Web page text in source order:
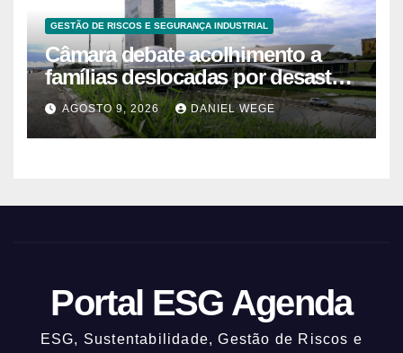
GESTÃO DE RISCOS E SEGURANÇA INDUSTRIAL
Câmara debate acolhimento a
famílias deslocadas por desastre
climático
AGOSTO 9, 2026 DANIEL WEGE
Portal ESG Agenda
ESG, Sustentabilidade, Gestão de Riscos e